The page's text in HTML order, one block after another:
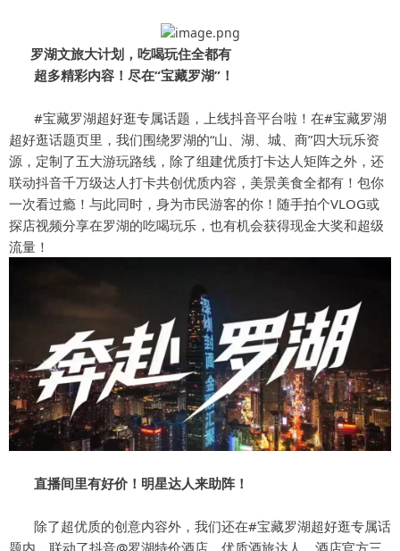
罗湖文旅大计划，吃喝玩住全都有
超多精彩内容！尽在“宝藏罗湖”！
#宝藏罗湖超好逛专属话题，上线抖音平台啦！在#宝藏罗湖
超好逛话题页里，我们围绕罗湖的“山、湖、城、商”四大玩乐资
源，定制了五大游玩路线，除了组建优质打卡达人矩阵之外，还
联动抖音千万级达人打卡共创优质内容，美景美食全都有！包你
一次看过瘾！与此同时，身为市民游客的你！随手拍个VLOG或
探店视频分享在罗湖的吃喝玩乐，也有机会获得现金大奖和超级
流量！
直播间里有好价！明星达人来助阵！
除了超优质的创意内容外，我们还在#宝藏罗湖超好逛专属话
题内，联动了抖音@罗湖特价酒店、优质酒旅达人、酒店官方三